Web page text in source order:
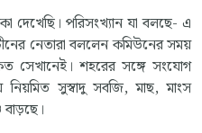
দেখেছি। পরিসংখ্যান যা বলছে- এ
নেতারা বললেন কমিউনের সময়
সেখানেই। শহরের সঙ্গে সংযোগ
সুস্বাদু সবজি, মাছ, মাংস